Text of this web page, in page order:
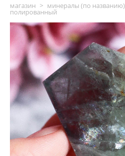
магазин > минералы (по названию)
полированный